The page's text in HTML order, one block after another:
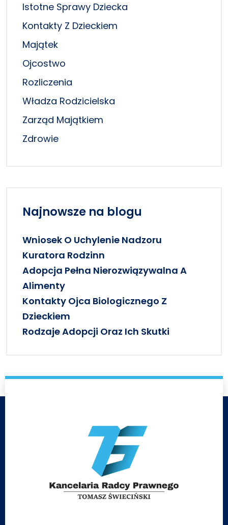
Istotne Sprawy Dziecka
Kontakty Z Dzieckiem
Majątek
Ojcostwo
Rozliczenia
Władza Rodzicielska
Zarząd Majątkiem
Zdrowie
Najnowsze na blogu
Wniosek O Uchylenie Nadzoru
Kuratora Rodzinn
Adopcja Pełna Nierozwiązywalna A
Alimenty
Kontakty Ojca Biologicznego Z
Dzieckiem
Rodzaje Adopcji Oraz Ich Skutki